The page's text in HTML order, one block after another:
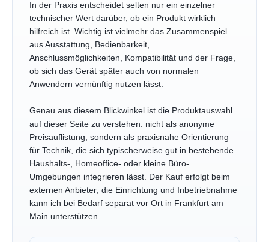
In der Praxis entscheidet selten nur ein einzelner
technischer Wert darüber, ob ein Produkt wirklich
hilfreich ist. Wichtig ist vielmehr das Zusammenspiel
aus Ausstattung, Bedienbarkeit,
Anschlussmöglichkeiten, Kompatibilität und der Frage,
ob sich das Gerät später auch von normalen
Anwendern vernünftig nutzen lässt.
Genau aus diesem Blickwinkel ist die Produktauswahl
auf dieser Seite zu verstehen: nicht als anonyme
Preisauflistung, sondern als praxisnahe Orientierung
für Technik, die sich typischerweise gut in bestehende
Haushalts-, Homeoffice- oder kleine Büro-
Umgebungen integrieren lässt. Der Kauf erfolgt beim
externen Anbieter; die Einrichtung und Inbetriebnahme
kann ich bei Bedarf separat vor Ort in Frankfurt am
Main unterstützen.